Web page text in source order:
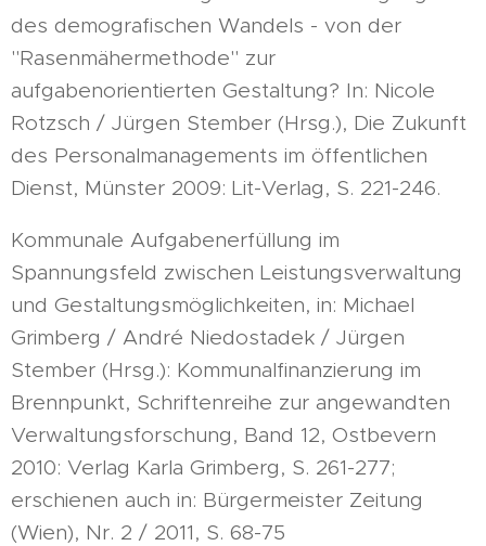
des demografischen Wandels - von der
"Rasenmähermethode" zur
aufgabenorientierten Gestaltung? In: Nicole
Rotzsch / Jürgen Stember (Hrsg.), Die Zukunft
des Personalmanagements im öffentlichen
Dienst, Münster 2009: Lit-Verlag, S. 221-246.
Kommunale Aufgabenerfüllung im
Spannungsfeld zwischen Leistungsverwaltung
und Gestaltungsmöglichkeiten, in: Michael
Grimberg / André Niedostadek / Jürgen
Stember (Hrsg.): Kommunalfinanzierung im
Brennpunkt, Schriftenreihe zur angewandten
Verwaltungsforschung, Band 12, Ostbevern
2010: Verlag Karla Grimberg, S. 261-277;
erschienen auch in: Bürgermeister Zeitung
(Wien), Nr. 2 / 2011, S. 68-75